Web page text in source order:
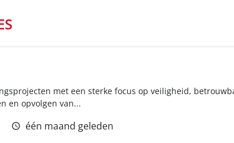
met een sterke focus op veiligheid,
en opvolgen van...
één maand geleden